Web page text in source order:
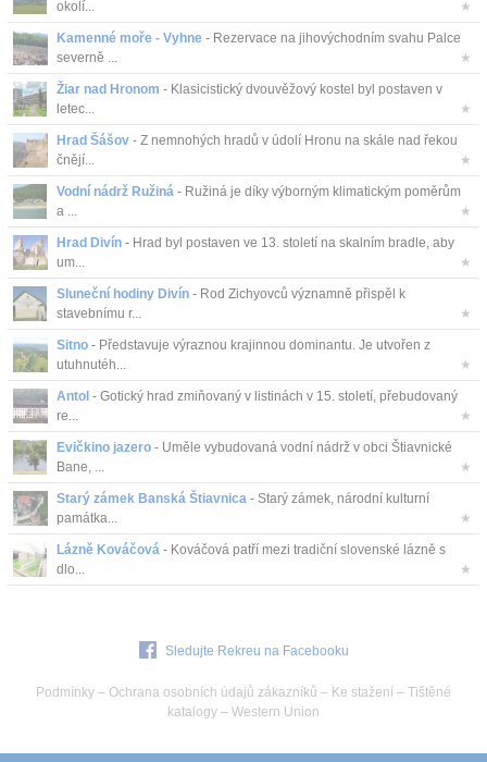
okolí...
★
Kamenné moře - Vyhne - Rezervace na jihovýchodním svahu Palce
severně ...
★
Žiar nad Hronom - Klasicistický dvouvěžový kostel byl postaven v
letec...
★
Hrad Šášov - Z nemnohých hradů v údolí Hronu na skále nad řekou
čnějí...
★
Vodní nádrž Ružiná - Ružiná je díky výborným klimatickým poměrům
a ...
★
Hrad Divín - Hrad byl postaven ve 13. století na skalním bradle, aby
um...
★
Sluneční hodiny Divín - Rod Zichyovců významně přispěl k
stavebnímu r...
★
Sitno - Představuje výraznou krajinnou dominantu. Je utvořen z
utuhnutéh...
★
Antol - Gotický hrad zmiňovaný v listinách v 15. století, přebudovaný
re...
★
Evičkino jazero - Uměle vybudovaná vodní nádrž v obci Štiavnické
Bane, ...
★
Starý zámek Banská Štiavnica - Starý zámek, národní kulturní
památka...
★
Lázně Kováčová - Kováčová patří mezi tradiční slovenské lázně s
dlo...
★
Sledujte Rekreu na Facebooku
Podmínky – Ochrana osobních údajů zákazníků – Ke stažení – Tištěné
katalogy – Western Union